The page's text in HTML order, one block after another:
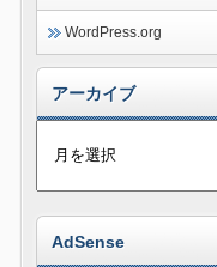
WordPress.org
アーカイブ
AdSense